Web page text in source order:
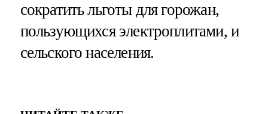
сократить льготы для горожан,
пользующихся электроплитами, и
сельского населения.